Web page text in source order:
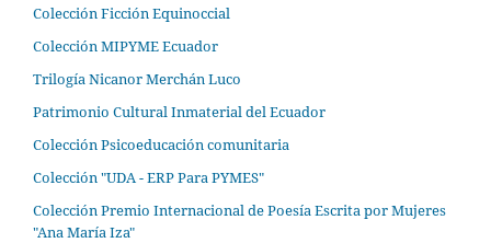
Colección Ficción Equinoccial
Colección MIPYME Ecuador
Trilogía Nicanor Merchán Luco
Patrimonio Cultural Inmaterial del Ecuador
Colección Psicoeducación comunitaria
Colección "UDA - ERP Para PYMES"
Colección Premio Internacional de Poesía Escrita por Mujeres
"Ana María Iza"